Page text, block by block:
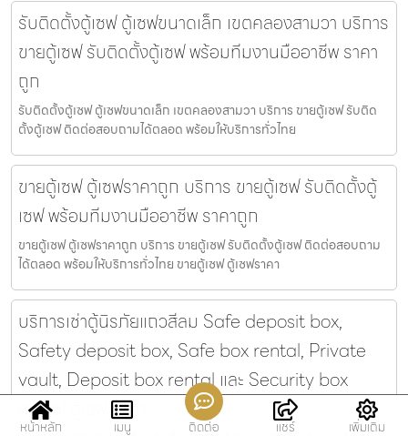
รับติดตั้งตู้เซฟ ตู้เซฟขนาดเล็ก เขตคลองสามวา บริการ
ขายตู้เซฟ รับติดตั้งตู้เซฟ พร้อมทีมงานมืออาชีพ ราคา
ถูก
รับติดตั้งตู้เซฟ ตู้เซฟขนาดเล็ก เขตคลองสามวา บริการ ขายตู้เซฟ รับติด
ตั้งตู้เซฟ ติดต่อสอบถามได้ตลอด พร้อมให้บริการทั่วไทย
ขายตู้เซฟ ตู้เซฟราคาถูก บริการ ขายตู้เซฟ รับติดตั้งตู้
เซฟ พร้อมทีมงานมืออาชีพ ราคาถูก
ขายตู้เซฟ ตู้เซฟราคาถูก บริการ ขายตู้เซฟ รับติดตั้งตู้เซฟ ติดต่อสอบถาม
ได้ตลอด พร้อมให้บริการทั่วไทย ขายตู้เซฟ ตู้เซฟราคา
บริการเช่าตู้นิรภัยแถวสีลม Safe deposit box,
Safety deposit box, Safe box rental, Private
vault, Deposit box rental และ Security box
rental ตู้เซฟ.com
หน้าหลัก เมนู ติดต่อ แชร์ เพิ่มเติม